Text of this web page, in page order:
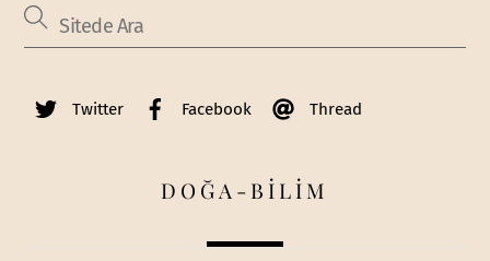
Twitter Facebook Thread
DOĞA-BİLİM